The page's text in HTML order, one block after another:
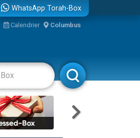
WhatsApp Torah-Box
Calendrier Columbus
Rabbanim